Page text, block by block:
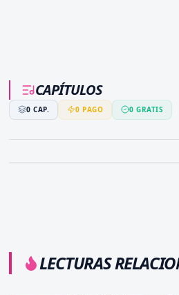
CAPÍTULOS
0 CAP. 0 PAGO 0 GRATIS
LECTURAS